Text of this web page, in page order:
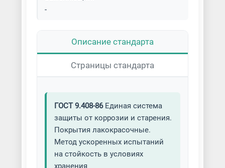
Порошковая покраска дисков
Порошковая покраска кованых
изделий
Порошковая покраска
крупногабаритных
металлоконструкций
-
Описание стандарта
Страницы стандарта
ГОСТ 9.408-86Единая система
защиты от коррозии и старения.
Покрытия лакокрасочные.
Метод ускоренных испытаний
на стойкость в условиях
хранения